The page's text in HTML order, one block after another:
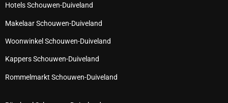
Hotels Schouwen-Duiveland
Makelaar Schouwen-Duiveland
Woonwinkel Schouwen-Duiveland
Kappers Schouwen-Duiveland
Rommelmarkt Schouwen-Duiveland